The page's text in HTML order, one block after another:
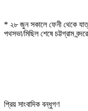
* ২৮ জুন সকালে ফেনী থেকে
পথসভা/মিছিল শেষে চট্টগ্রাম
প্রিয় সাংবাদিক বন্ধুগণ